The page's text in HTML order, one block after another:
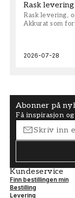
Rask levering
Rask levering,
Akkurat som
2026-07-28
Abonner på
Få inspirasjon
Kundeservice
Finn bestillingen min
Bestilling
Levering